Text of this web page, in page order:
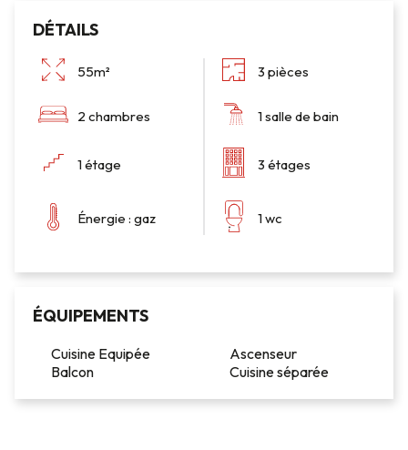
DÉTAILS
55m² 3 pièces
2 chambres 1 salle de bain
1 étage 3 étages
Énergie : gaz 1 wc
ÉQUIPEMENTS
Cuisine Equipée
Ascenseur
Balcon
Cuisine séparée